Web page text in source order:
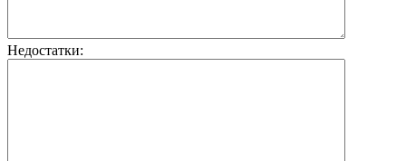
Недостатки: